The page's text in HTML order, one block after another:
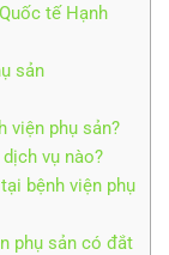
tế Hạnh
sản
viện phụ sản?
vụ nào?
bệnh viện phụ
phụ sản có đắt